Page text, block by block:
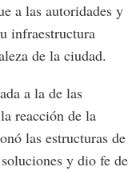
a las autoridades y
infraestructura
de la ciudad.
a la de las
reacción de la
las estructuras de
y dio fe de